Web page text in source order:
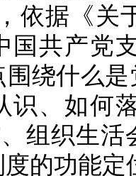
依据《关
国共产党
绕什么
识、如何
、组织生
的功能定